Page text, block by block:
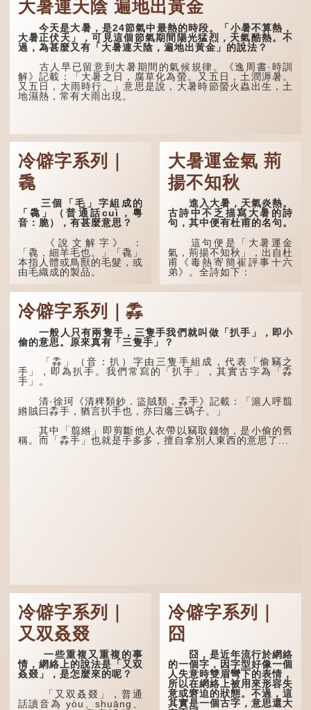
大暑連天陰 遍地出黃金
今天是大暑，是24節氣中最熱的時段。「小暑不算熱，
大暑正伏天」，可見這個節氣期間陽光猛烈，天氣酷熱。不
過，為甚麼又有「大暑連天陰，遍地出黃金」的說法？
古人早已留意到大暑期間的氣候規律。《逸周書·時訓
解》記載：「大暑之日，腐草化為螢。又五日，土潤溽暑。
又五日，大雨時行。」意思是說，大暑時節螢火蟲出生，土
地濕熱，常有大雨出現。
冷僻字系列｜
毳
三個「毛」字組成的
「毳」（普通話cuì，粵
音：脆），有甚麼意思？
《說文解字》 ：
「毳，細羊毛也。」「毳」
本指人體或鳥獸的毛髮，或
由毛織成的製品。
人體表面，例如手臂等
部位生長的細毛，也叫
「毳」，又叫「寒毛」、
「汗毛」。
醫學上，「毳毛」是一
個專有名詞。它指人類在兒
童時期長出的一種細小、不
易注意到卻又幾乎遍布全身
的毛髮。毳毛的密度因人而
異，其長度則通常不會...
大暑運金氣 荊
揚不知秋
進入大暑，天氣炎熱。
古詩中不乏描寫大暑的詩
句，其中便有杜甫的名句。
這句便是「大暑運金
氣，荊揚不知秋」，出自杜
甫《毒熱寄簡崔評事十六
弟》。全詩如下：
大暑運金氣，荊揚不知
舟。
季，代表涼爽肅殺之氣。
「運」是「運行」，生動地
描寫大暑的酷熱阻礙金氣流
手法描寫炎熱阻滯了季節更
替。
「荊揚」指...
冷僻字系列｜掱
一般人只有兩隻手，三隻手我們就叫做「扒手」，即小
偷的意思。原來真有「三隻手」？
「掱」（音：扒）字由三隻手組成，代表「偷竊之
手」，即為扒手。我們常寫的「扒手」，其實古字為「掱
手」。
清·徐珂《清稗類鈔．盜賊類．掱手》記載：「滬人呼翦
綹賊曰掱手，猶言扒手也，亦曰癟三碼子。」
其中「翦綹」即剪斷他人衣帶以竊取錢物，是小偷的舊
稱。而「掱手」也就是手多多，擅自拿別人東西的意思了...
冷僻字系列｜
又双叒叕
一些重複又重複的事
情，網絡上的說法是「又双
叒叕」，是怎麼來的呢？
「又双叒叕」，普通
話讀音為 yòu、shuāng、
冷僻字系列｜
囧
囧，是近年流行於網絡
的一個字，因字型好像一個
人失意時雙眉彎下的表情，
所以在網絡上被用來形容失
意或窘迫的狀態。不過，這
其實是一個古字，意思還大